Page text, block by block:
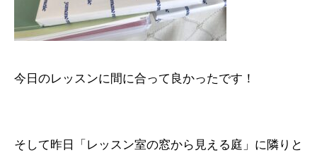
今日のレッスンに間に合って良かったです！
そして昨日「レッスン室の窓から見える庭」に隣りと